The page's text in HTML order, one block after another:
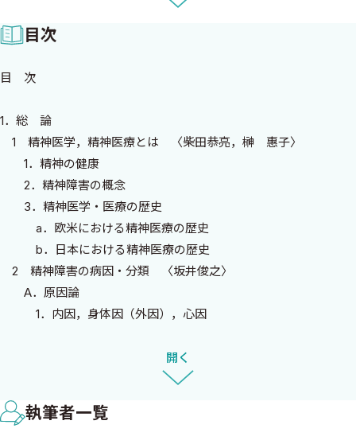
2018年11月
編集者一同
初版の序
精神医学は他の臨床医学と比較し理解が難しいといわれる．そ
の理由は，対象とする精神現象を客観的に捉えたり，計量するこ
とが困難なことによるが，それに加えて精神医学で使われる用語も
難解なものが多い．それゆえ，なにかとっつきにくい分野とみな
されてきた．ところが最近，医療や看護の現場において，それら
の担い手と受け手の心の触れ合い，信頼関係の重要性が多くの
人々に認識されるに及んで，病人の心に関心をもち配慮する学問領
手一投足が病人の心に影響しその病状をも左右することは幾度と
なく体験していることと思われる．精神医学は今や精神科医や精
神科関係の人々だけのものではなく医療関係者総てにとりきわめ
目次
目 次
1．総 論
1 精神医学，精神医療とは 〈柴田恭亮，榊 惠子〉
1．精神の健康
2．精神障害の概念
3．精神医学・医療の歴史
a．欧米における精神医療の歴史
b．日本における精神医療の歴史
2 精神障害の病因・分類 〈坂井俊之〉
A．原因論
1．内因，身体因（外因），心因
3 診断と検査
A．精神科診療の特徴 〈小山田静枝〉
開く
執筆者一覧